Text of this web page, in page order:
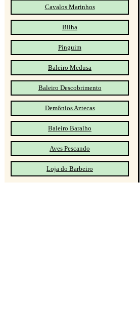
Cavalos Marinhos
Bilha
Pinguim
Baleiro Medusa
Baleiro Descobrimento
Demônios Aztecas
Baleiro Baralho
Aves Pescando
Loja do Barbeiro